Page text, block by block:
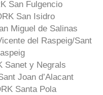
San Fulgencio
San Isidro
Miguel de Salinas
del Raspeig/Sant
Sanet y Negrals
Joan d’Alacant
Santa Pola